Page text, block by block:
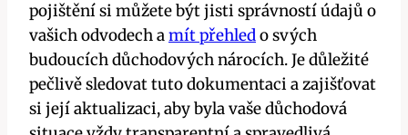
pojištění si můžete být jisti správností údajů o
vašich odvodech amít přehledo svých
budoucích důchodových nárocích. Je důležité
pečlivě sledovat tuto dokumentaci a zajišťovat
si její aktualizaci, aby byla vaše důchodová